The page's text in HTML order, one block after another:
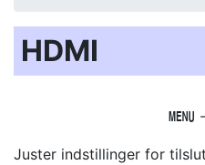
HDMI
G
Juster indstillinger for